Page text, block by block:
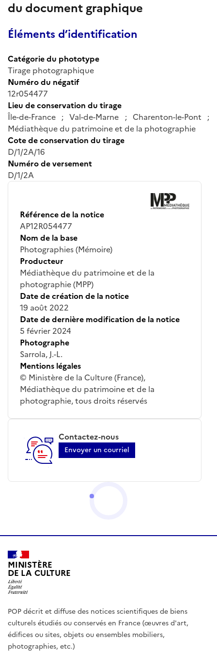
du document graphique
Éléments d’identification
Catégorie du phototype
Tirage photographique
Numéro du négatif
12r054477
Lieu de conservation du tirage
Île-de-France ; Val-de-Marne ; Charenton-le-Pont ;
Médiathèque du patrimoine et de la photographie
Cote de conservation du tirage
D/1/2A/16
Numéro de versement
D/1/2A
Référence de la notice
AP12R054477
Nom de la base
Photographies (Mémoire)
Producteur
Médiathèque du patrimoine et de la
photographie (MPP)
Date de création de la notice
19 août 2022
Date de dernière modification de la notice
5 février 2024
Photographe
Sarrola, J.-L.
Mentions légales
© Ministère de la Culture (France),
Médiathèque du patrimoine et de la
photographie, tous droits réservés
Contactez-nous
Envoyer un courriel
MINISTÈRE
DE LA CULTURE
POP décrit et diffuse des notices scientifiques de biens
culturels étudiés ou conservés en France (œuvres d'art,
édifices ou sites, objets ou ensembles mobiliers,
photographies, etc.)